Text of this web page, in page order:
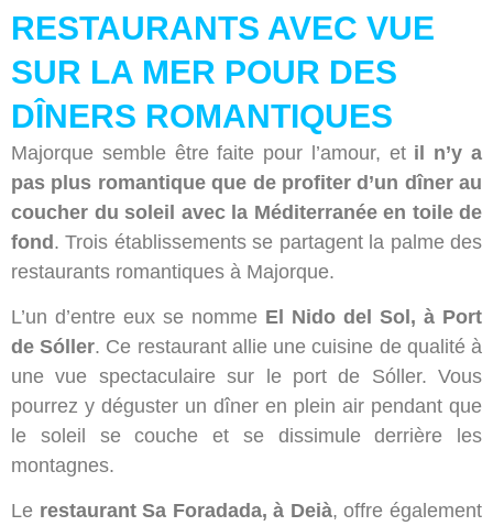
RESTAURANTS AVEC VUE
SUR LA MER POUR DES
DÎNERS ROMANTIQUES
Majorque semble être faite pour l’amour, et il n’y a
pas plus romantique que de profiter d’un dîner au
coucher du soleil avec la Méditerranée en toile de
fond. Trois établissements se partagent la palme des
restaurants romantiques à Majorque.
L’un d’entre eux se nomme El Nido del Sol, à Port
de Sóller. Ce restaurant allie une cuisine de qualité à
une vue spectaculaire sur le port de Sóller. Vous
pourrez y déguster un dîner en plein air pendant que
le soleil se couche et se dissimule derrière les
montagnes.
Le restaurant Sa Foradada, à Deià, offre également